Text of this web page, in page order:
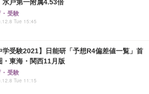
水戸第一附属4.53倍
受験
Tue 15:45
学受験2021】日能研「予想R4偏差値一覧」首
・東海・関西11月版
受験
Tue 11:15